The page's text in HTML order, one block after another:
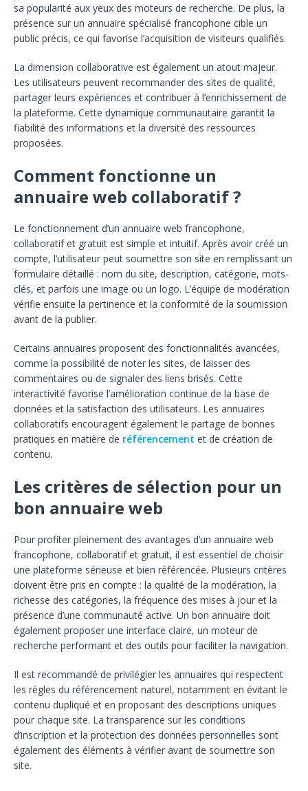
sa popularité aux yeux des moteurs de recherche. De plus, la
présence sur un annuaire spécialisé francophone cible un
public précis, ce qui favorise l’acquisition de visiteurs qualifiés.
La dimension collaborative est également un atout majeur.
Les utilisateurs peuvent recommander des sites de qualité,
partager leurs expériences et contribuer à l’enrichissement de
la plateforme. Cette dynamique communautaire garantit la
fiabilité des informations et la diversité des ressources
proposées.
Comment fonctionne un
annuaire web collaboratif ?
Le fonctionnement d’un annuaire web francophone,
collaboratif et gratuit est simple et intuitif. Après avoir créé un
compte, l’utilisateur peut soumettre son site en remplissant un
formulaire détaillé : nom du site, description, catégorie, mots-
clés, et parfois une image ou un logo. L’équipe de modération
vérifie ensuite la pertinence et la conformité de la soumission
avant de la publier.
Certains annuaires proposent des fonctionnalités avancées,
comme la possibilité de noter les sites, de laisser des
commentaires ou de signaler des liens brisés. Cette
interactivité favorise l’amélioration continue de la base de
données et la satisfaction des utilisateurs. Les annuaires
collaboratifs encouragent également le partage de bonnes
pratiques en matière de référencement et de création de
contenu.
Les critères de sélection pour un
bon annuaire web
Pour profiter pleinement des avantages d’un annuaire web
francophone, collaboratif et gratuit, il est essentiel de choisir
une plateforme sérieuse et bien référencée. Plusieurs critères
doivent être pris en compte : la qualité de la modération, la
richesse des catégories, la fréquence des mises à jour et la
présence d’une communauté active. Un bon annuaire doit
également proposer une interface claire, un moteur de
recherche performant et des outils pour faciliter la navigation.
Il est recommandé de privilégier les annuaires qui respectent
les règles du référencement naturel, notamment en évitant le
contenu dupliqué et en proposant des descriptions uniques
pour chaque site. La transparence sur les conditions
d’inscription et la protection des données personnelles sont
également des éléments à vérifier avant de soumettre son
site.